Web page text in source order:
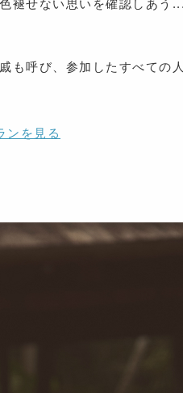
褪せない思いを確認しあう...
も呼び、参加したすべての
ンを見る